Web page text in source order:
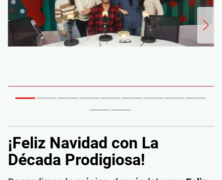
¡Feliz Navidad con La
Década Prodigiosa!